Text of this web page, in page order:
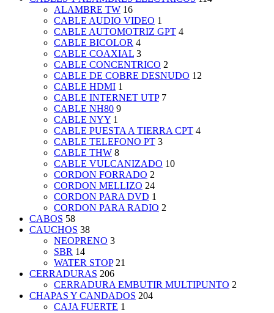
ALAMBRE TW 16
CABLE AUDIO VIDEO 1
CABLE AUTOMOTRIZ GPT 4
CABLE BICOLOR 4
CABLE COAXIAL 3
CABLE CONCENTRICO 2
CABLE DE COBRE DESNUDO 12
CABLE HDMI 1
CABLE INTERNET UTP 7
CABLE NH80 9
CABLE NYY 1
CABLE PUESTA A TIERRA CPT 4
CABLE TELEFONO PT 3
CABLE THW 8
CABLE VULCANIZADO 10
CORDON FORRADO 2
CORDON MELLIZO 24
CORDON PARA DVD 1
CORDON PARA RADIO 2
CABOS 58
CAUCHOS 38
NEOPRENO 3
SBR 14
WATER STOP 21
CERRADURAS 206
CERRADURA EMBUTIR MULTIPUNTO 2
CHAPAS Y CANDADOS 204
CAJA FUERTE 1